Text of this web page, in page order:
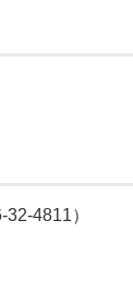
4811）